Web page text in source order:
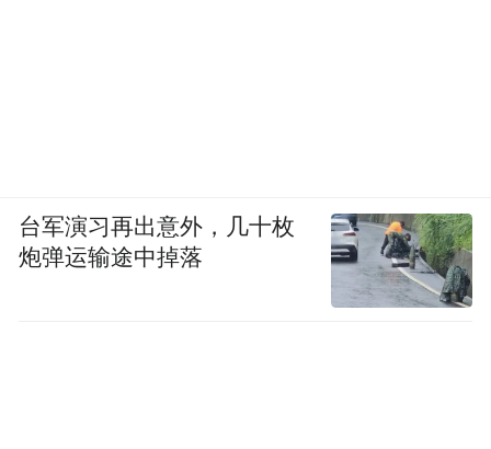
台军演习再出意外，几十枚
炮弹运输途中掉落